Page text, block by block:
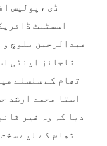
ڈی ،پولیس
اسسٹنٹ
عبدالرحمن بلوچ و
ناجائز اینٹی
تھام کے سلسلے
استا محمد ارشد
دیا کہ وہ غیر
تھام کے لیے